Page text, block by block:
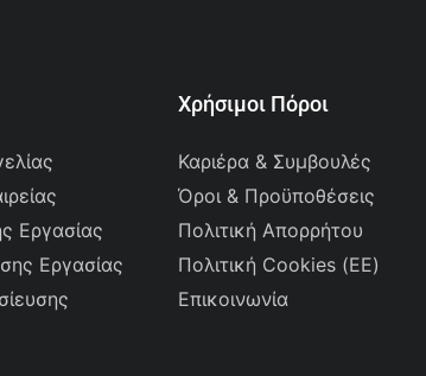
Εργασίας
Εργασίας
Χρήσιμοι Πόροι
Καριέρα & Συμβουλές
Όροι & Προϋποθέσεις
Πολιτική Απορρήτου
Πολιτική Cookies (ΕΕ)
Επικοινωνία